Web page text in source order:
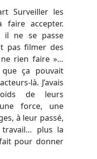
Surveiller les
accepter.
il ne se passe
pas filmer des
rien faire »…
que ça pouvait
là. J’avais
de leurs
force, une
à leur passé,
plus la
pour donner